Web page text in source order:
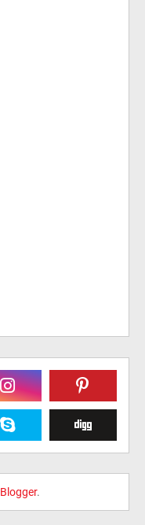
Blogger.